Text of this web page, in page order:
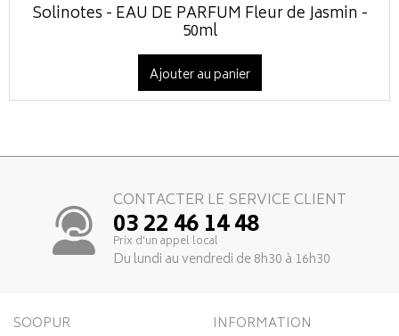
Solinotes - EAU DE PARFUM Fleur de Jasmin -
50ml
Ajouter au panier
CONTACTER LE SERVICE CLIENT
03 22 46 14 48
Prix d’un appel local
Du lundi au vendredi de 8h30 à 16h30
SOOPUR INFORMATION